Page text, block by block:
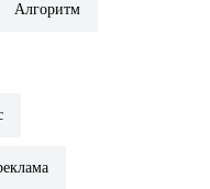
Алгоритм